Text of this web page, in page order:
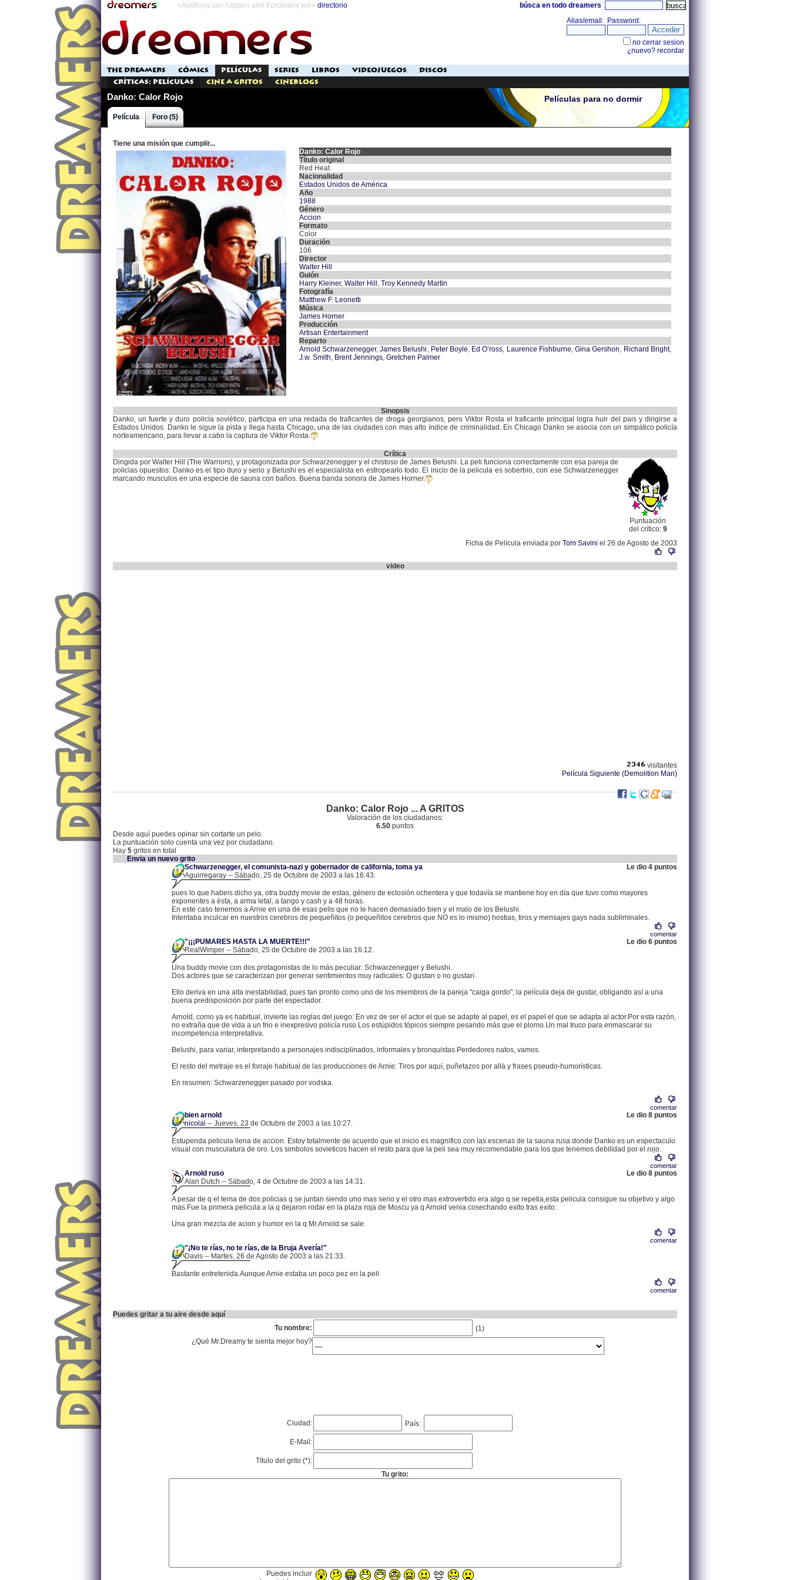
«Anything can happen and it probably will» directorio búsca en todo dreamers
THE DREAMERS CÓMICS PELÍCULAS SERIES LIBROS VIDEOJUEGOS
DISCOS
Críticas: Películas
Cine a Gritos Cineblogs
Danko: Calor Rojo Películas para no dormir
Película Foro (5)
Tiene una misión que cumplir...
Danko: Calor Rojo
Título original
Red Heat
Nacionalidad
Estados Unidos de América
Año
1988
Género
Accion
Formato
Color
Duración
106
Director
Walter Hill
Guión
Harry Kleiner, Walter Hill , Troy Kennedy Martin
Fotografía
Matthew F. Leonetti
Música
James Horner
Producción
Artisan Entertainment
Reparto
Arnold Schwarzenegger,James Belushi , Peter Boyle, Ed O’ross, Laurence Fishburne,Gina Gershon, Richard Bright,
J.w. Smith, Brent Jennings, Gretchen Palmer
Sinopsis
Danko, un fuerte y duro policía soviético, participa en una redada de traficantes de droga georgianos, pero Viktor Rosta el traficante principal logra huir del pais y dirigirse a
Estados Unidos. Danko le sigue la pista y llega hasta Chicago, una de las ciudades con mas alto índice de criminalidad. En Chicago Danko se asocia con un simpático policía
norteamericano, para llevar a cabo la captura de Viktor Rosta.
Crítica
Puntuación
del crítico: 9
Dirigida por Walter Hill (The Warriors), y protagonizada por Schwarzenegger y el chistoso de James Belushi. La peli funciona correctamente con esa pareja de
policias opuestos: Danko es el tipo duro y serio y Belushi es el especialista en estropearlo todo. El inicio de la pelicula es soberbio, con ese Schwarzenegger
marcando musculos en una especie de sauna con baños. Buena banda sonora de James Horner.
Ficha de Película enviada por Tom Savini el 26 de Agosto de 2003
video
visitantes
Película Siguiente (Demolition Man)
Danko: Calor Rojo ... A GRITOS
Valoración de los ciudadanos:
6.50 puntos
Desde aquí puedes opinar sin cortarte un pelo.
La puntuación solo cuenta una vez por ciudadano.
Hay 5 gritos en total
Envia un nuevo grito
Schwarzenegger, el comunista-nazi y gobernador de california, toma ya
Le dio 4 puntos
Aguirregaray -- Sábado, 25 de Octubre de 2003 a las 16:43.
pues lo que habeis dicho ya, otra buddy movie de estas, género de eclosión ochentera y que todavía se mantiene hoy en día que tuvo como mayores
exponentes a ésta, a arma letal, a tango y cash y a 48 horas.
En este caso tenemos a Arnie en una de esas pelis que no le hacen demasiado bien y el malo de los Belushi.
Intentaba inculcar en nuestros cerebros de pequeñitos (o pequeñitos cerebros que NO es lo mismo) hostias, tiros y mensajes gays nada subliminales.
comentar
"¡¡¡PUMARES HASTA LA MUERTE!!!"
Le dio 6 puntos
RealWimper -- Sábado, 25 de Octubre de 2003 a las 16:12.
Una buddy movie con dos protagonistas de lo más peculiar: Schwarzenegger y Belushi.
Dos actores que se caracterizan por generar sentimientos muy radicales: O gustan o no gustan.
Ello deriva en una alta inestabilidad, pues tan pronto como uno de los miembros de la pareja "caiga gordo", la película deja de gustar, obligando así a una
buena predisposición por parte del espectador.
Arnold, como ya es habitual, invierte las reglas del juego: En vez de ser el actor el que se adapte al papel, es el papel el que se adapta al actor.Por esta razón,
no extraña que de vida a un frio e inexpresivo policía ruso.Los estúpidos tópicos siempre pesando más que el plomo.Un mal truco para enmascarar su
incompetencia interpretativa.
Belushi, para variar, interpretando a personajes indisciplinados, informales y bronquistas.Perdedores natos, vamos.
El resto del metraje es el forraje habitual de las producciones de Arnie: Tiros por aquí, puñetazos por allá y frases pseudo-humorísticas.
En resumen: Schwarzenegger pasado por vodska.
comentar
bien arnold
Le dio 8 puntos
nicolai -- Jueves, 23 de Octubre de 2003 a las 10:27.
Estupenda pelicula llena de accion. Estoy totalmente de acuerdo que el inicio es magnifico con las escenas de la sauna rusa donde Danko es un espectaculo
visual con musculatura de oro. Los simbolos sovieticos hacen el resto para que la peli sea muy recomendable para los que tenemos debilidad por el rojo.
comentar
Arnold ruso
Le dio 8 puntos
Alan Dutch -- Sábado, 4 de Octubre de 2003 a las 14:31.
A pesar de q el tema de dos policias q se juntan siendo uno mas serio y el otro mas extrovertido era algo q se repetia,esta pelicula consigue su objetivo y algo
mas.Fue la primera pelicula a la q dejaron rodar en la plaza roja de Moscu ya q Arnold venia cosechando exito tras exito.
Una gran mezcla de acion y humor en la q Mr.Arnold se sale.
comentar
"¡No te rías, no te rías, de la Bruja Avería!"
Davis -- Martes, 26 de Agosto de 2003 a las 21:33.
Bastante entretenida.Aunque Arnie estaba un poco pez en la peli
comentar
Puedes gritar a tu aire desde aquí
Tu nombre:
(1)
¿Qué Mr.Dreamy te sienta mejor hoy?
Ciudad: País:
E-Mail:
Título del grito (*):
Tu grito:
Puedes incluir